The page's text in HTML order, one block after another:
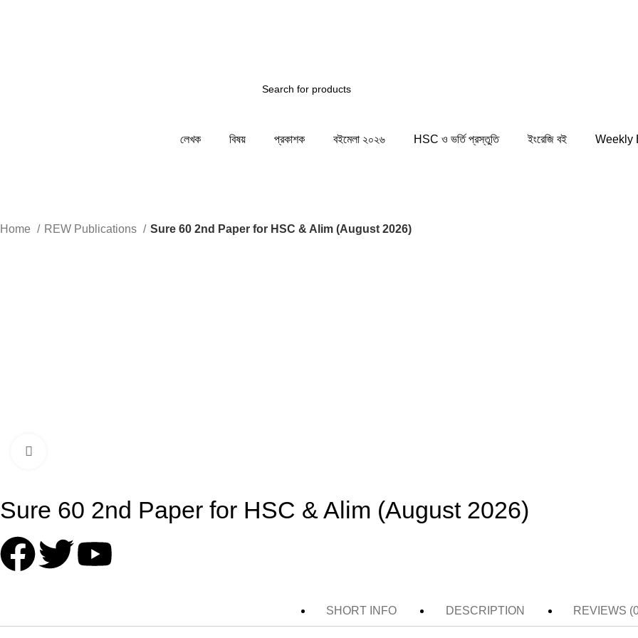
লেখক বিষয় প্রকাশক বইমেলা ২০২৬ HSC ও ভর্তি প্রস্তুতি ইংরেজি বই Weekly
Home REW Publications Sure 60 2nd Paper for HSC & Alim (August 2026)
Sure 60 2nd Paper for HSC & Alim (August 2026)
SHORT INFO DESCRIPTION REVIEWS